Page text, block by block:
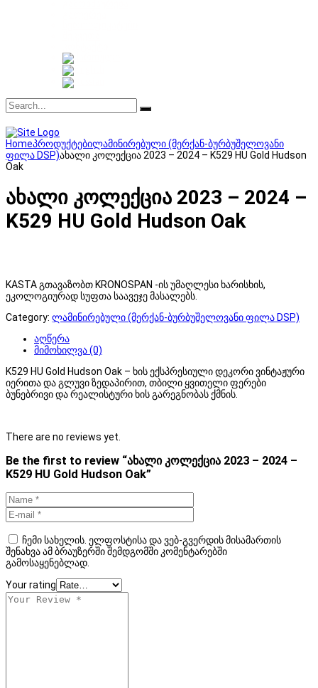
Homeპროდუქტებილამინირებული (მერქან-ბურბუშელოვანი
ფილა DSP)ახალი კოლექცია 2023 – 2024 – K529 HU Gold Hudson
Oak
ახალი კოლექცია 2023 – 2024 –
K529 HU Gold Hudson Oak
KASTA გთავაზობთ KRONOSPAN -ის უმაღლესი ხარისხის,
ეკოლოგიურად სუფთა საავეჯე მასალებს.
Category: ლამინირებული (მერქან-ბურბუშელოვანი ფილა DSP)
აღწერა
მიმოხილვა (0)
K529 HU Gold Hudson Oak – ხის ექსპრესიული დეკორი ვინტაჟური
იერითა და გლუვი ზედაპირით, თბილი ყვითელი ფერები
ბუნებრივი და რეალისტური ხის გარეგნობას ქმნის.
There are no reviews yet.
Be the first to review “ახალი კოლექცია 2023 – 2024 –
K529 HU Gold Hudson Oak”
ჩემი სახელის. ელფოსტისა და ვებ-გვერდის მისამართის
შენახვა ამ ბრაუზერში შემდგომში კომენტარებში
გამოსაყენებლად.
Your rating